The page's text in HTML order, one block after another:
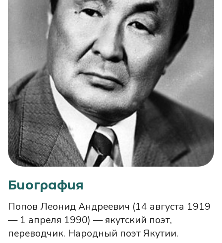
Биография
Попов Леонид Андреевич (14 августа 1919
— 1 апреля 1990) — якутский поэт,
переводчик. Народный поэт Якутии.